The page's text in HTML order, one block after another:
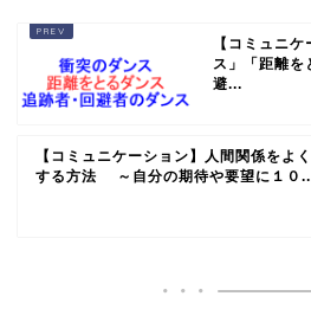
【コミュニ
ス」「距離を
避...
【コミュニケーション】人間関係をよく
する方法 ～自分の期待や要望に１０